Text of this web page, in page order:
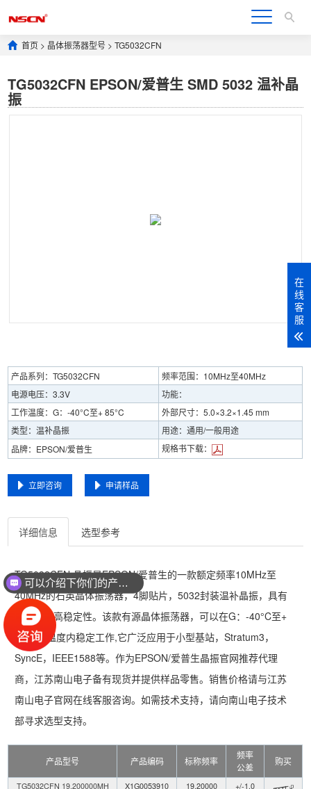
首页 > 晶体振荡器型号 >TG5032CFN
TG5032CFN EPSON/爱普生 SMD 5032 温补晶
振
产品系列：TG5032CFN
频率范围：10MHz至40MHz
电源电压：3.3V
功能：
工作温度：G：-40°C至+ 85°C
外部尺寸：5.0×3.2×1.45 mm
类型：温补晶振
用途：通用/一般用途
品牌：EPSON/爱普生
规格书下载：
立即咨询 申请样品
详细信息 选型参考
TG5032CFN 晶振是EPSON/爱普生的一款额定频率10MHz至
40MHz的石英晶体振荡器，4脚贴片，5032封装温补晶振，具有
小尺寸，高稳定性。该款有源晶体振荡器，可以在G：-40°C至+
85°C的温度内稳定工作,它广泛应用于小型基站，Stratum3，
SyncE，IEEE1588等。作为EPSON/爱普生晶振官网推荐代理
商，江苏南山电子备有现货并提供样品零售。销售价格请与江苏
南山电子官网在线客服咨询。如需技术支持，请向南山电子技术
部寻求选型支持。
产品型号 产品编码 标称频率
频率
公差
购买
TG5032CFN 19.200000MH
X1G0053910
19.20000
+/-1.0
在
线
客
服
可以介绍下你们的产品么？